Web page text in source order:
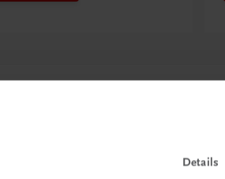
Details